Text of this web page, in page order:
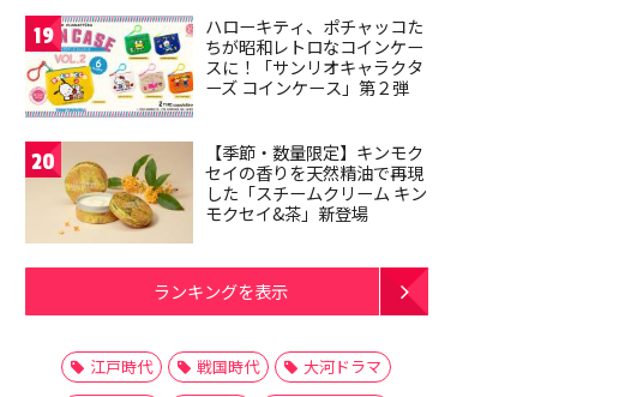
19
ハローキティ、ポチャッコた
ちが昭和レトロなコインケー
スに！「サンリオキャラクタ
ーズ コインケース」第２弾
20
【季節・数量限定】キンモク
セイの香りを天然精油で再現
した「スチームクリーム キン
モクセイ&茶」新登場
ランキングを表示
江戸時代 戦国時代
大河ドラマ